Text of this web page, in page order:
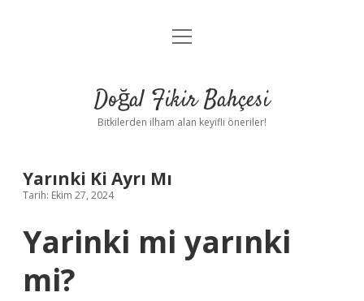
Anasayfa
Yasal Uyarı
menüyü
Doğal Fikir Bahçesi
Bitkilerden ilham alan keyifli öneriler!
Yarınki Ki Ayrı Mı
Tarih: Ekim 27, 2024
Yarinki mi yarınki
mi?